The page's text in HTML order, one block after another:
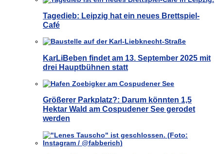
Tagedieb: Leipzig hat ein neues Brettspiel-
Café
KarLiBeben findet am 13. September 2025 mit
drei Hauptbühnen statt
Größerer Parkplatz?: Darum könnten 1,5
Hektar Wald am Cospudener See gerodet
werden